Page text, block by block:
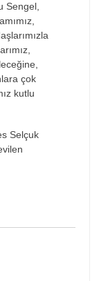
Sengel,
çok
kutlu
Selçuk